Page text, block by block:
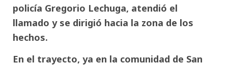
policía Gregorio Lechuga, atendió el
llamado y se dirigió hacia la zona de los
hechos.
En el trayecto, ya en la comunidad de San